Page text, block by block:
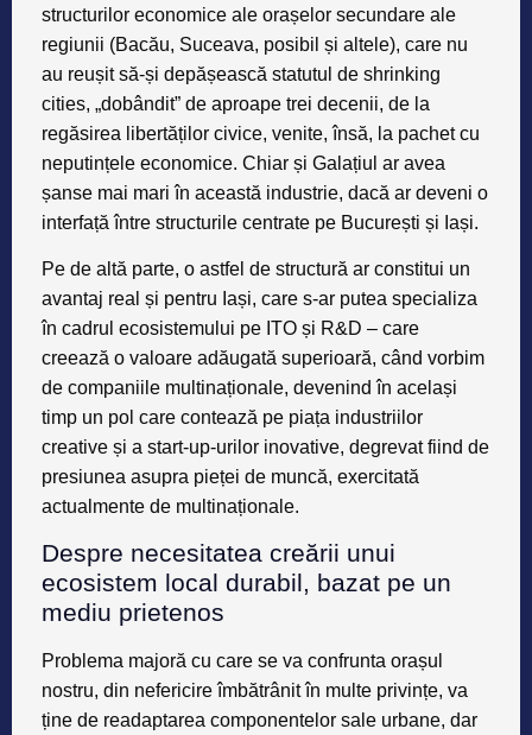
structurilor economice ale orașelor secundare ale
regiunii (Bacău, Suceava, posibil și altele), care nu
au reușit să-și depășească statutul de shrinking
cities, „dobândit” de aproape trei decenii, de la
regăsirea libertăților civice, venite, însă, la pachet cu
neputințele economice. Chiar și Galațiul ar avea
șanse mai mari în această industrie, dacă ar deveni o
interfață între structurile centrate pe București și Iași.
Pe de altă parte, o astfel de structură ar constitui un
avantaj real și pentru Iași, care s-ar putea specializa
în cadrul ecosistemului pe ITO și R&D – care
creează o valoare adăugată superioară, când vorbim
de companiile multinaționale, devenind în același
timp un pol care contează pe piața industriilor
creative și a start-up-urilor inovative, degrevat fiind de
presiunea asupra pieței de muncă, exercitată
actualmente de multinaționale.
Despre necesitatea creării unui
ecosistem local durabil, bazat pe un
mediu prietenos
Problema majoră cu care se va confrunta orașul
nostru, din nefericire îmbătrânit în multe privințe, va
ține de readaptarea componentelor sale urbane, dar